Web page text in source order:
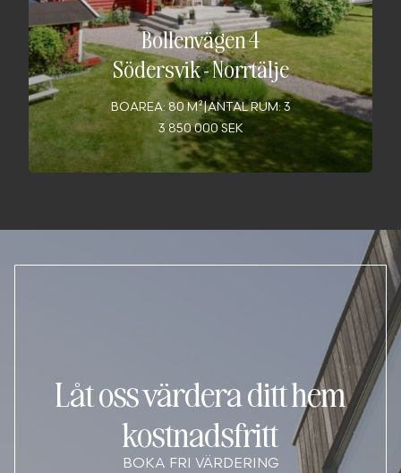
Bollenvägen 4
Södersvik-Norrtälje
BOAREA: 80 M²|ANTAL RUM: 3
3 850 000 SEK
Låt oss värdera ditt hem
kostnadsfritt
BOKA FRI VÄRDERING